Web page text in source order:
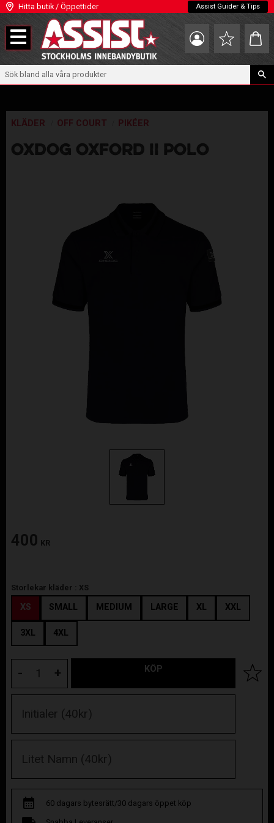
Meny
Hitta butik / Öppettider Assist Guider & Tips
Favoriter
KLÄDER OFF COURT PIKÉER
OXDOG OXFORD II POLO
400 KR
Storlekar kläder : XS
XS SMALL MEDIUM LARGE XL XXL
3XL 4XL
+
- KÖP Lägg
60 dagars bytesrätt/30 dagars öppet köp